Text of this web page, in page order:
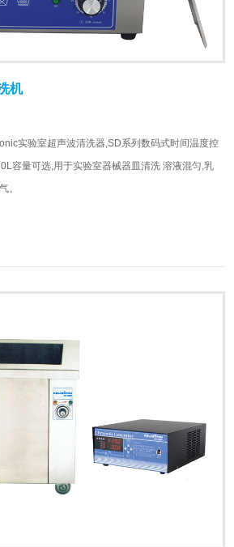
机
实验室超声波清洗器,SD系列数码式时间温度控
容量可选,用于实验室器械器皿清洗 溶液混匀,乳
。